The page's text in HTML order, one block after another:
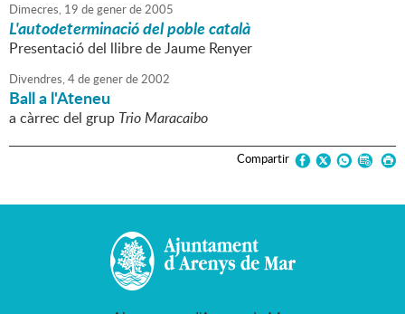
Dimecres, 19 degenerde2005
L'autodeterminació del poble català
Presentació del llibre de Jaume Renyer
Divendres,4degenerde2002
Ball a l'Ateneu
a càrrec del grup Trio Maracaibo
Compartir